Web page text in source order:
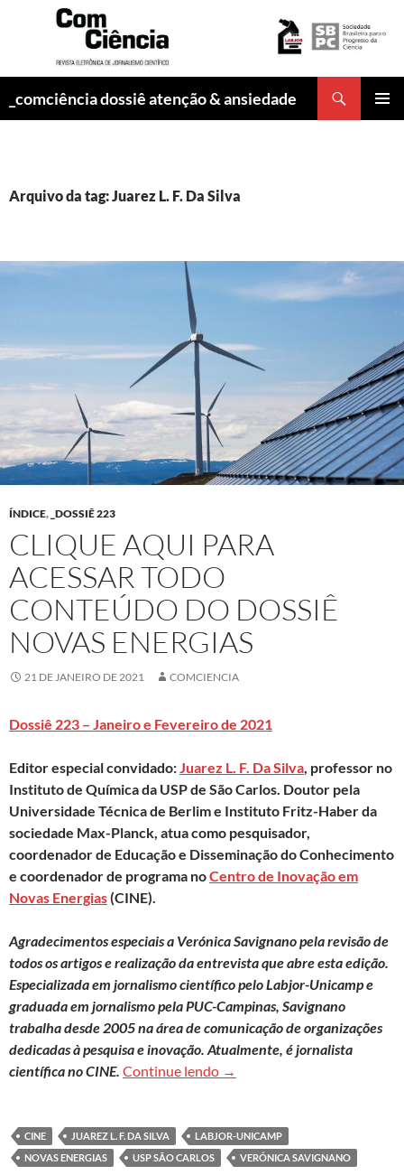
_comciência dossiê atenção & ansiedade
Arquivo da tag: Juarez L. F. Da Silva
ÍNDICE, _DOSSIÊ 223
CLIQUE AQUI PARA
ACESSAR TODO
CONTEÚDO DO DOSSIÊ
NOVAS ENERGIAS
21 DE JANEIRO DE 2021 COMCIENCIA
Dossiê 223 – Janeiro e Fevereiro de 2021
Editor especial convidado:Juarez L. F. Da Silva, professor no
Instituto de Química da USP de São Carlos. Doutor pela
Universidade Técnica de Berlim e Instituto Fritz-Haber da
sociedade Max-Planck, atua como pesquisador,
coordenador de Educação e Disseminação do Conhecimento
e coordenador de programa noCentro de Inovação em
Novas Energias(CINE).
Agradecimentos especiais a Verónica Savignano pela revisão de
todos os artigos e realização da entrevista que abre esta edição.
Especializada em jornalismo científico pelo Labjor-Unicamp e
graduada em jornalismo pela PUC-Campinas, Savignano
trabalha desde 2005 na área de comunicação de organizações
dedicadas à pesquisa e inovação. Atualmente, é jornalista
científica no CINE. Continue lendo Clique aqui para acessar
→
CINE JUAREZ L. F. DA SILVA
LABJOR-UNICAMP
NOVAS ENERGIAS
USP SÃO CARLOS VERÓNICA SAVIGNANO